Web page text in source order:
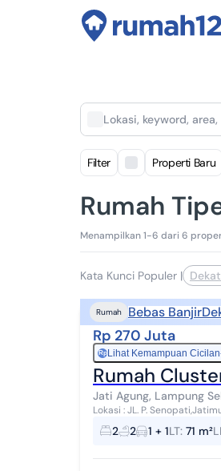
Lokasi, keyword,
Filter Properti Baru
Rumah
Menampilkan 1-6 dari 6
Kata Kunci Populer |
Rumah Bebas Banjir
Rp 270 Juta
RpLihat Kemampuan
Rumah
Jati Agung, Lampung
Lokasi : JL. P.
Kamar Mandi 2) Cash
2 2 1 + 1LT: 71 m²